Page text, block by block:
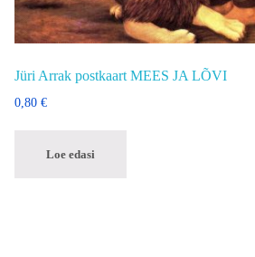
Jüri Arrak postkaart MEES JA LÕVI
0,80 €
Loe edasi